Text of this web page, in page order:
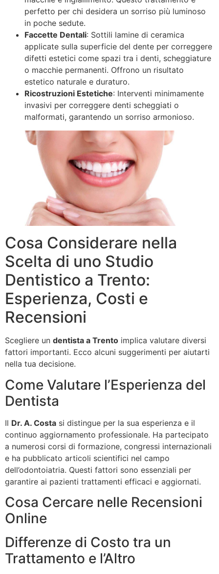
perfetto per chi desidera un sorriso più luminoso
in poche sedute.
Faccette Dentali: Sottili lamine di ceramica
applicate sulla superficie del dente per correggere
difetti estetici come spazi tra i denti, scheggiature
o macchie permanenti. Offrono un risultato
estetico naturale e duraturo.
Ricostruzioni Estetiche: Interventi minimamente
invasivi per correggere denti scheggiati o
malformati, garantendo un sorriso armonioso.
Cosa Considerare nella
Scelta di uno Studio
Dentistico a Trento:
Esperienza, Costi e
Recensioni
Scegliere un dentista a Trento implica valutare diversi
fattori importanti. Ecco alcuni suggerimenti per aiutarti
nella tua decisione.
Come Valutare l’Esperienza del
Dentista
Il Dr. A. Costa si distingue per la sua esperienza e il
continuo aggiornamento professionale. Ha partecipato
a numerosi corsi di formazione, congressi internazionali
e ha pubblicato articoli scientifici nel campo
dell’odontoiatria. Questi fattori sono essenziali per
garantire ai pazienti trattamenti efficaci e aggiornati.
Cosa Cercare nelle Recensioni
Online
Differenze di Costo tra un
Trattamento e l’Altro